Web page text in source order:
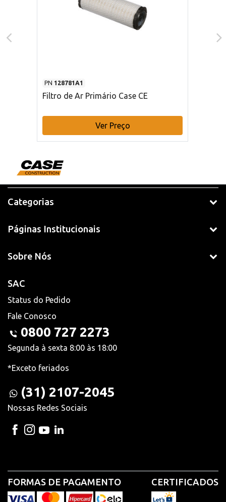
PN 128781A1
Filtro de Ar Primário Case CE
Ver Preço
Categorias
Páginas Institucionais
Sobre Nós
SAC
Status do Pedido
Fale Conosco
0800 727 2273
Segunda à sexta 8:00 às 18:00
*Exceto feriados
(31) 2107-2045
Nossas Redes Sociais
FORMAS DE PAGAMENTO CERTIFICADOS